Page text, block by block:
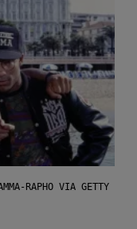
RAPHO VIA GETTY